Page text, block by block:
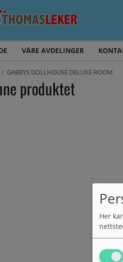
VÅRE AVDELINGER
/ GABBYS DOLLHOUSE DELUXE ROOM
produktet
Her